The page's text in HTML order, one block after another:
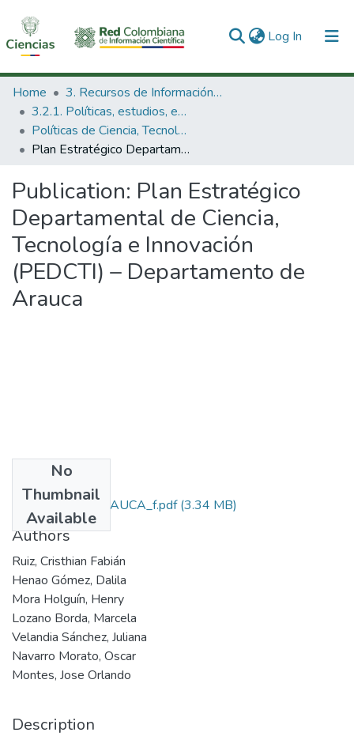
Log In (current)
Communities & Collections
All of DSpace
Statistics
Home
3. Recursos de Información Científica y Tecnológica
3.2.1. Políticas, estudios, evaluaciones e indicadores de CTeI
Políticas de Ciencia, Tecnología e Innovación
Plan Estratégico Departamental de Ciencia, Tecnología e Innovación (PEDCTI) – Departamento de Arauca
Publication: Plan Estratégico
Departamental de Ciencia,
Tecnología e Innovación
(PEDCTI) – Departamento de
Arauca
No
Thumbnail
Available
250. PEDCTI_ARAUCA_f.pdf(3.34 MB)
Authors
Ruiz, Cristhian Fabián
Henao Gómez, Dalila
Mora Holguín, Henry
Lozano Borda, Marcela
Velandia Sánchez, Juliana
Navarro Morato, Oscar
Montes, Jose Orlando
Description